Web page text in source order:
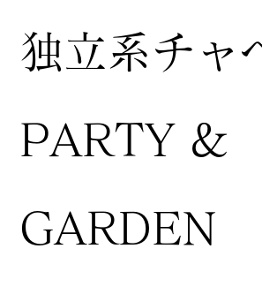
独立系チャ
PARTY &
GARDEN